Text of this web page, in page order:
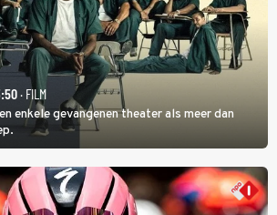
· FILM
enkele gevangenen theater als meer dan